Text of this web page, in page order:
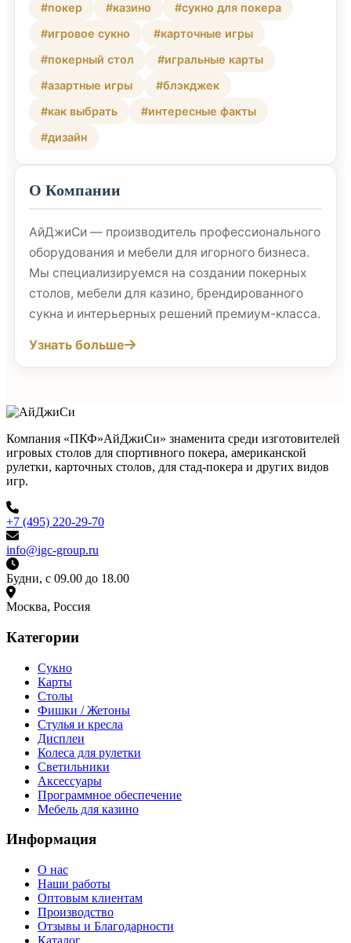
#покер #казино
#сукно для покера
#игровое сукно
#карточные игры
#покерный стол
#игральные карты
#азартные игры
#блэкджек
#как выбрать
#интересные факты
#дизайн
О Компании
АйДжиСи — производитель профессионального
оборудования и мебели для игорного бизнеса.
Мы специализируемся на создании покерных
столов, мебели для казино, брендированного
сукна и интерьерных решений премиум-класса.
Узнать больше
Компания «ПКФ»АйДжиСи» знаменита среди изготовителей
игровых столов для спортивного покера, американской
рулетки, карточных столов, для стад-покера и других видов
игр.
+7 (495) 220-29-70
info@igc-group.ru
Будни, с 09.00 до 18.00
Москва, Россия
Категории
Сукно
Карты
Столы
Фишки / Жетоны
Стулья и кресла
Дисплеи
Колеса для рулетки
Светильники
Аксессуары
Программное обеспечение
Мебель для казино
Информация
О нас
Наши работы
Оптовым клиентам
Производство
Отзывы и Благодарности